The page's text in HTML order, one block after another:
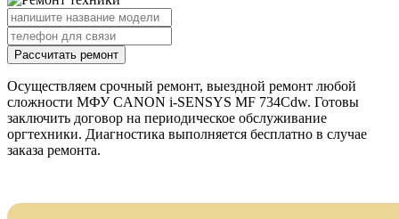
Рассчитать ремонт
Осуществляем срочный ремонт, выездной ремонт любой
сложности МФУ CANON i-SENSYS MF 734Cdw. Готовы
заключить договор на периодическое обслуживание
оргтехники. Диагностика выполняется бесплатно в случае
заказа ремонта.